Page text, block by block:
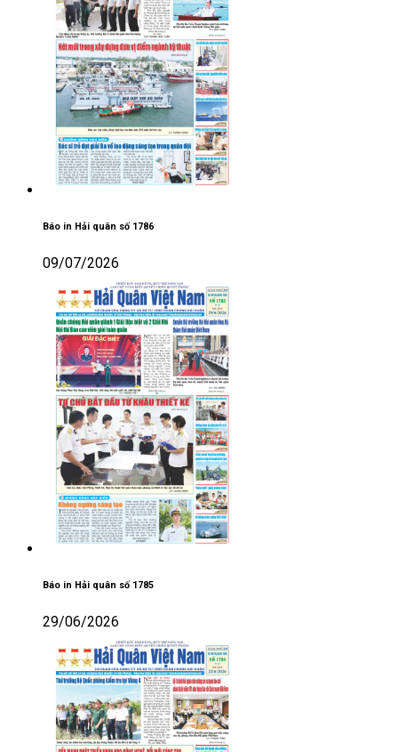
Báo in Hải quân số 1786
09/07/2026
Báo in Hải quân số 1785
29/06/2026